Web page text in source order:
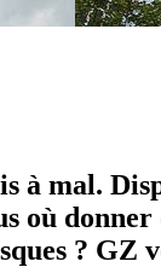
à mal.
où donner
? GZ